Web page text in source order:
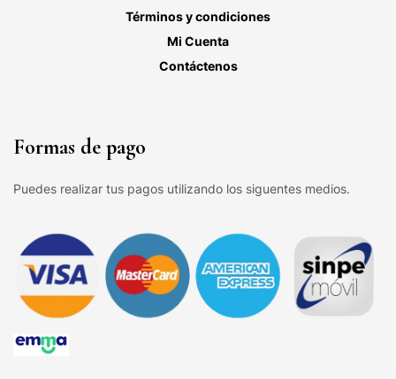
Términos y condiciones
Mi Cuenta
Contáctenos
Formas de pago
Puedes realizar tus pagos utilizando los siguentes medios.